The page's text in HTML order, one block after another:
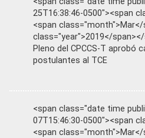
25T16:38:46-0500"><span
<span class="month">Mar</
class="year">2019</
Pleno del CPCCS-T aprobó
postulantes al TCE
<span class="date time
07T15:46:30-0500"><span
<span class="month">Mar</